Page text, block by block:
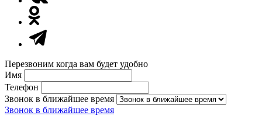
Перезвоним когда вам будет удобно
Имя
Телефон
Звонок в ближайшее время
Звонок в ближайшее время